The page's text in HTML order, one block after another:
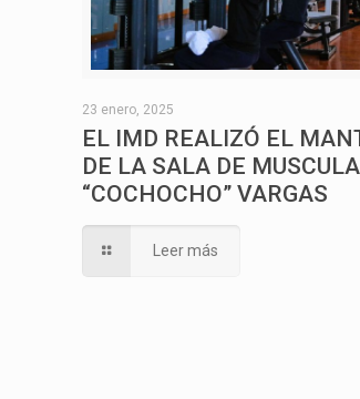
23 enero, 2025
EL IMD REALIZÓ EL
DE LA SALA DE
“COCHOCHO” VARGAS
Leer más